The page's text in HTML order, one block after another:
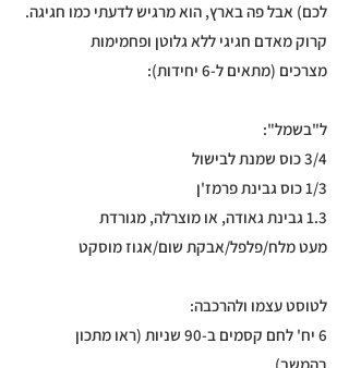
לכם) אבל פה בארץ, הוא מרגיש לדעתי כמו חגיגה.
קרוק מאדם חגיגי ללא גלוטן ופחמימות
מצרכים (מתאים ל-6 יחידות):
ל"בשמל":
3/4 כוס שמנת לבישול
1/3 כוס גבינת פרמז'ן
1.3 גבינת גאודה, או מוצרלה, מגורדת
מעט מלח/פלפל/אבקת שום/אגוז מוסקט
לטוסט עצמו ולהרכבה:
6 יח' לחם קסמים ב-90 שניות (ראו מתכון